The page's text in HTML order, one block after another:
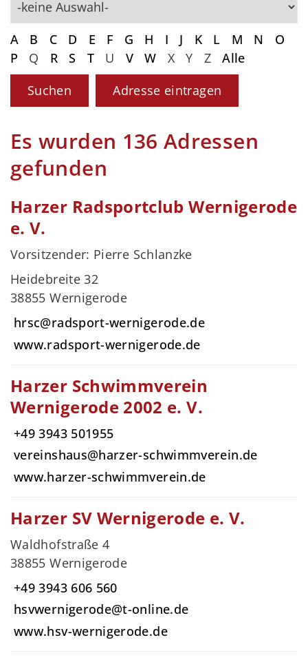
A B C D E F G H I J K L M N
O
P
Q R S T U V W X Y Z
Alle
Adresse eintragen
Es wurden 136 Adressen
gefunden
Harzer Radsportclub Wernigerode
e. V.
Vorsitzender: Pierre Schlanzke
Heidebreite 32
38855 Wernigerode
hrsc@radsport-wernigerode.de
www.radsport-wernigerode.de
Harzer Schwimmverein
Wernigerode 2002 e. V.
+49 3943 501955
vereinshaus@harzer-schwimmverein.de
www.harzer-schwimmverein.de
Harzer SV Wernigerode e. V.
Waldhofstraße 4
38855 Wernigerode
+49 3943 606 560
hsvwernigerode@t-online.de
www.hsv-wernigerode.de